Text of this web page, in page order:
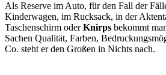
Als Reserve im Auto, für den Fall der
Kinderwagen, im Rucksack, in der
Taschenschirm oderKnirps bekommt
Sachen Qualität, Farben,
Co. steht er den Großen in Nichts nach.